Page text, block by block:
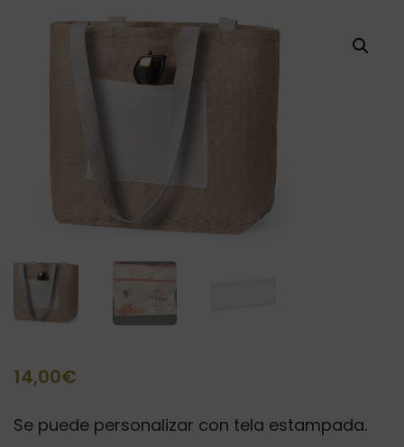
14,00€
Se puede personalizar con tela estampada.